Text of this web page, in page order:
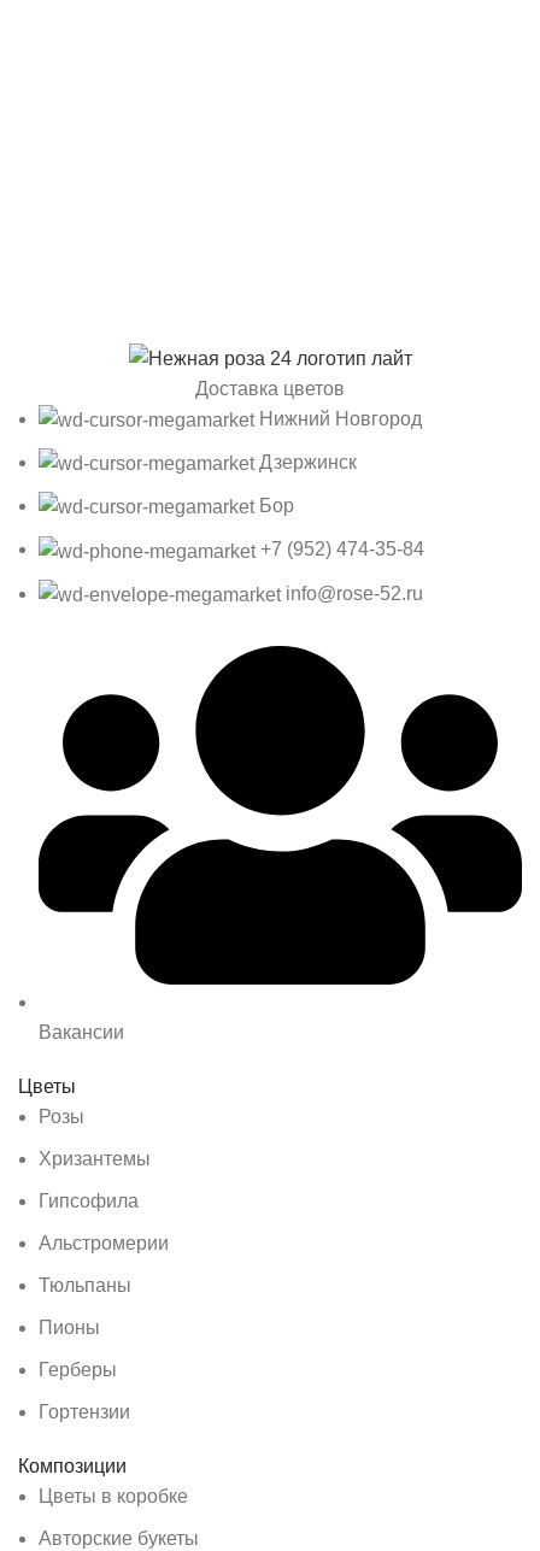
Доставка цветов
Нижний Новгород
Дзержинск
Бор
+7 (952) 474-35-84
info@rose-52.ru
Вакансии
Цветы
Розы
Хризантемы
Гипсофила
Альстромерии
Тюльпаны
Пионы
Герберы
Гортензии
Композиции
Цветы в коробке
Авторские букеты